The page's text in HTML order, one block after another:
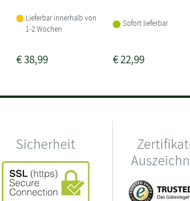
Lieferbar innerhalb von
1-2 Wochen
€38,99
Sofort lieferbar
€22,99
Sicherheit